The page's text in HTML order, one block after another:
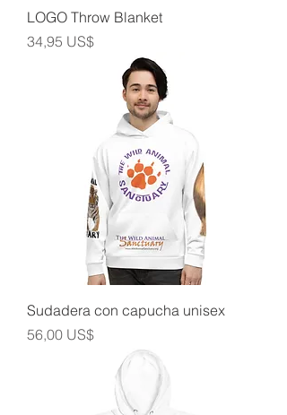
LOGO Throw Blanket
Precio
34,95 US$
Sudadera con capucha unisex
Precio
56,00 US$